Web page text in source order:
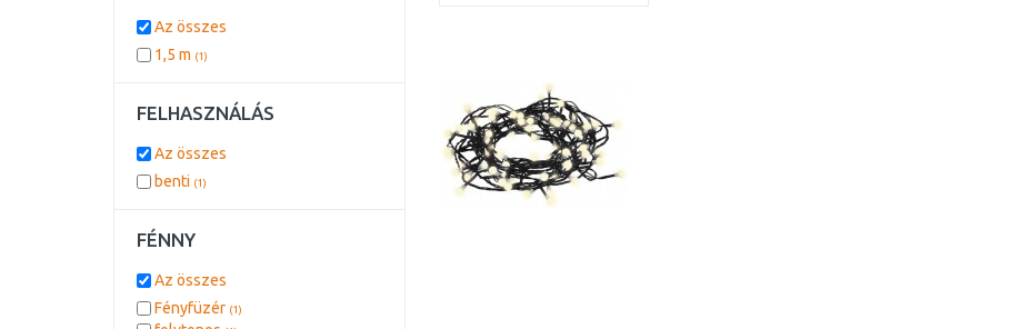
Az összes
1,5 m (1)
FELHASZNÁLÁS
Az összes
benti (1)
FÉNNY
Az összes
Fényfüzér (1)